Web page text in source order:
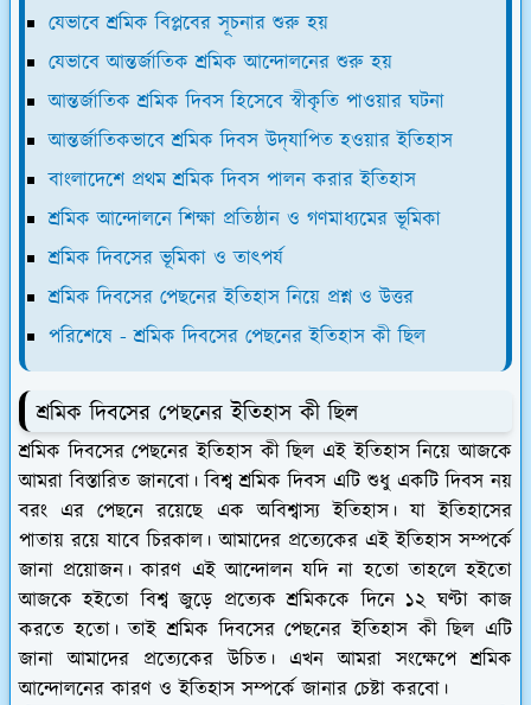
যেভাবেশ্রমিক বিপ্লবের সূচনার শুরু হয়
যেভাবে আন্তর্জাতিক শ্রমিক আন্দোলনের শুরু হয়
আন্তর্জাতিক শ্রমিক দিবস হিসেবে স্বীকৃতি পাওয়ার ঘটনা
আন্তর্জাতিকভাবে শ্রমিক দিবস উদ্‌যাপিত হওয়ার ইতিহাস
বাংলাদেশে প্রথম শ্রমিক দিবস পালন করার ইতিহাস
শ্রমিক আন্দোলনে শিক্ষা প্রতিষ্ঠান ও গণমাধ্যমের ভূমিকা
শ্রমিক দিবসের ভূমিকা ও তাৎপর্য
শ্রমিক দিবসের পেছনের ইতিহাস নিয়ে প্রশ্ন ও উত্তর
পরিশেষে - শ্রমিক দিবসের পেছনের ইতিহাস কী ছিল
শ্রমিক দিবসের পেছনের ইতিহাস কী ছিল
শ্রমিক দিবসের পেছনের ইতিহাস কী ছিল এই ইতিহাস নিয়ে আজকে
আমরা বিস্তারিত জানবো। বিশ্ব শ্রমিক দিবস এটি শুধু একটি দিবস নয়
বরং এর পেছনে রয়েছে এক অবিশ্বাস্য ইতিহাস। যা ইতিহাসের
পাতায় রয়ে যাবে চিরকাল। আমাদের প্রত্যেকের এই ইতিহাস সম্পর্কে
জানা প্রয়োজন। কারণ এই আন্দোলন যদি না হতো তাহলে হইতো
আজকে হইতো বিশ্ব জুড়ে প্রত্যেক শ্রমিককে দিনে ১২ ঘণ্টা কাজ
করতে হতো। তাই শ্রমিক দিবসের পেছনের ইতিহাস কী ছিল এটি
জানা আমাদের প্রত্যেকের উচিত। এখন আমরা সংক্ষেপে শ্রমিক
আন্দোলনের কারণ ও ইতিহাস সম্পর্কে জানার চেষ্টা করবো।